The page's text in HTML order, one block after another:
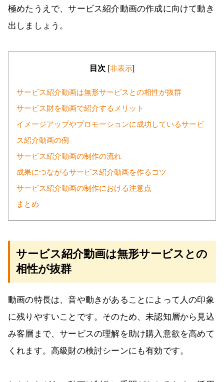
極めたうえで、サービス紹介動画の作成に向けて動き
出しましょう。
目次 [非表示]
サービス紹介動画は無形サービスとの相性が抜群
サービス財を動画で紹介するメリット
イメージアップやプロモーションに成功しているサービ
ス紹介動画の例
サービス紹介動画の制作の流れ
成果につながるサービス紹介動画を作るコツ
サービス紹介動画の制作における注意点
まとめ
サービス紹介動画は無形サービスとの
相性が抜群
動画の特長は、音や動きがあることによって人の印象
に残りやすいことです。そのため、未認知層から見込
み客層まで、サービスの理解を助け購入意欲を高めて
くれます。高級財の検討シーンにも有効です。